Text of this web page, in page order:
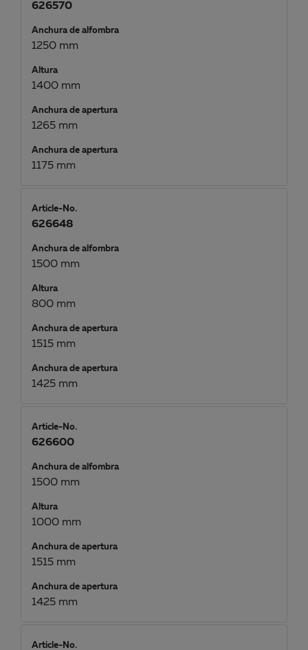
626570
Anchura de alfombra
1250 mm
Altura
1400 mm
Anchura de apertura
1265 mm
Anchura de apertura
1175 mm
Article-No.
626648
Anchura de alfombra
1500 mm
Altura
800 mm
Anchura de apertura
1515 mm
Anchura de apertura
1425 mm
Article-No.
626600
Anchura de alfombra
1500 mm
Altura
1000 mm
Anchura de apertura
1515 mm
Anchura de apertura
1425 mm
Article-No.